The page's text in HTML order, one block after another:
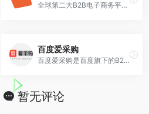
全球第二大B2B电子商务平台，也是近年来最受外贸行业关注的外贸B2B网站。
百度爱采购
百度爱采购是百度旗下的B2B垂直搜索引擎，旨在帮助用户一站直达全网商品信息，触达海量优质商家。
暂无评论